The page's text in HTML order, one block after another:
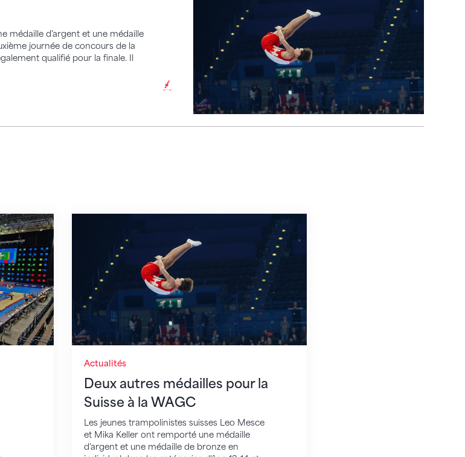
médaille d'argent et une médaille
journée de concours de la
qualifié pour la finale. Il
pour la Suisse
Actualités
Deux autres médailles pour la
Suisse à la WAGC
Les jeunes trampolinistes suisses Leo Mesce
et Mika Keller ont remporté une médaille
d'argent et une médaille de bronze en
Deux autres médailles pour la Suisse à la WAGC